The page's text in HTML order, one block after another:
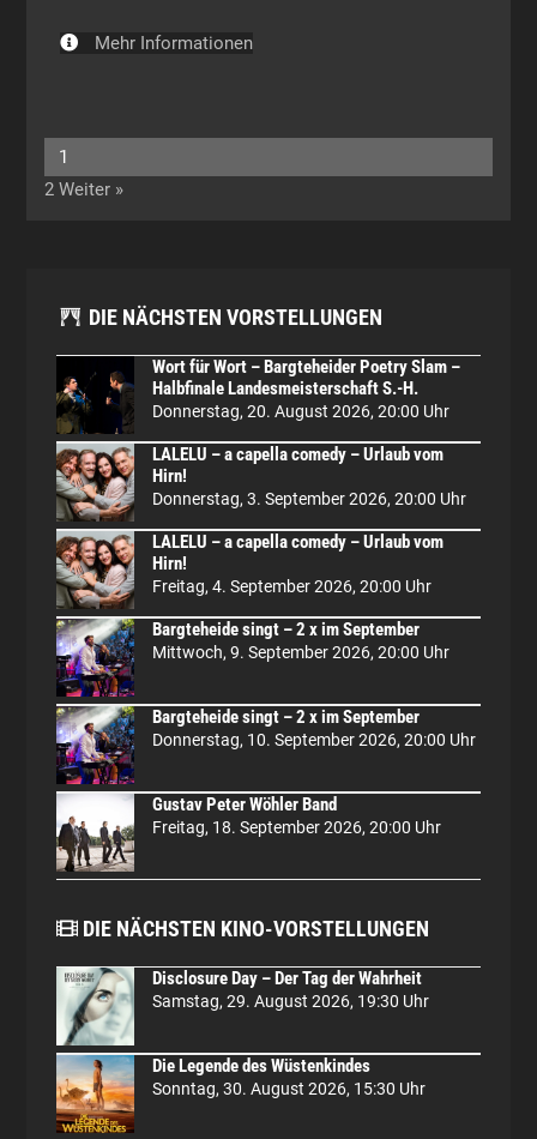
Mehr Informationen
1
2 Weiter »
DIE NÄCHSTEN VORSTELLUNGEN
Wort für Wort – Bargteheider Poetry Slam –
Halbfinale Landesmeisterschaft S.-H.
Donnerstag, 20. August 2026, 20:00 Uhr
LALELU – a capella comedy – Urlaub vom
Hirn!
Donnerstag, 3. September 2026, 20:00 Uhr
LALELU – a capella comedy – Urlaub vom
Hirn!
Freitag, 4. September 2026, 20:00 Uhr
Bargteheide singt – 2 x im September
Mittwoch, 9. September 2026, 20:00 Uhr
Bargteheide singt – 2 x im September
Donnerstag, 10. September 2026, 20:00 Uhr
Gustav Peter Wöhler Band
Freitag, 18. September 2026, 20:00 Uhr
DIE NÄCHSTEN KINO-VORSTELLUNGEN
Disclosure Day – Der Tag der Wahrheit
Samstag, 29. August 2026, 19:30 Uhr
Die Legende des Wüstenkindes
Sonntag, 30. August 2026, 15:30 Uhr